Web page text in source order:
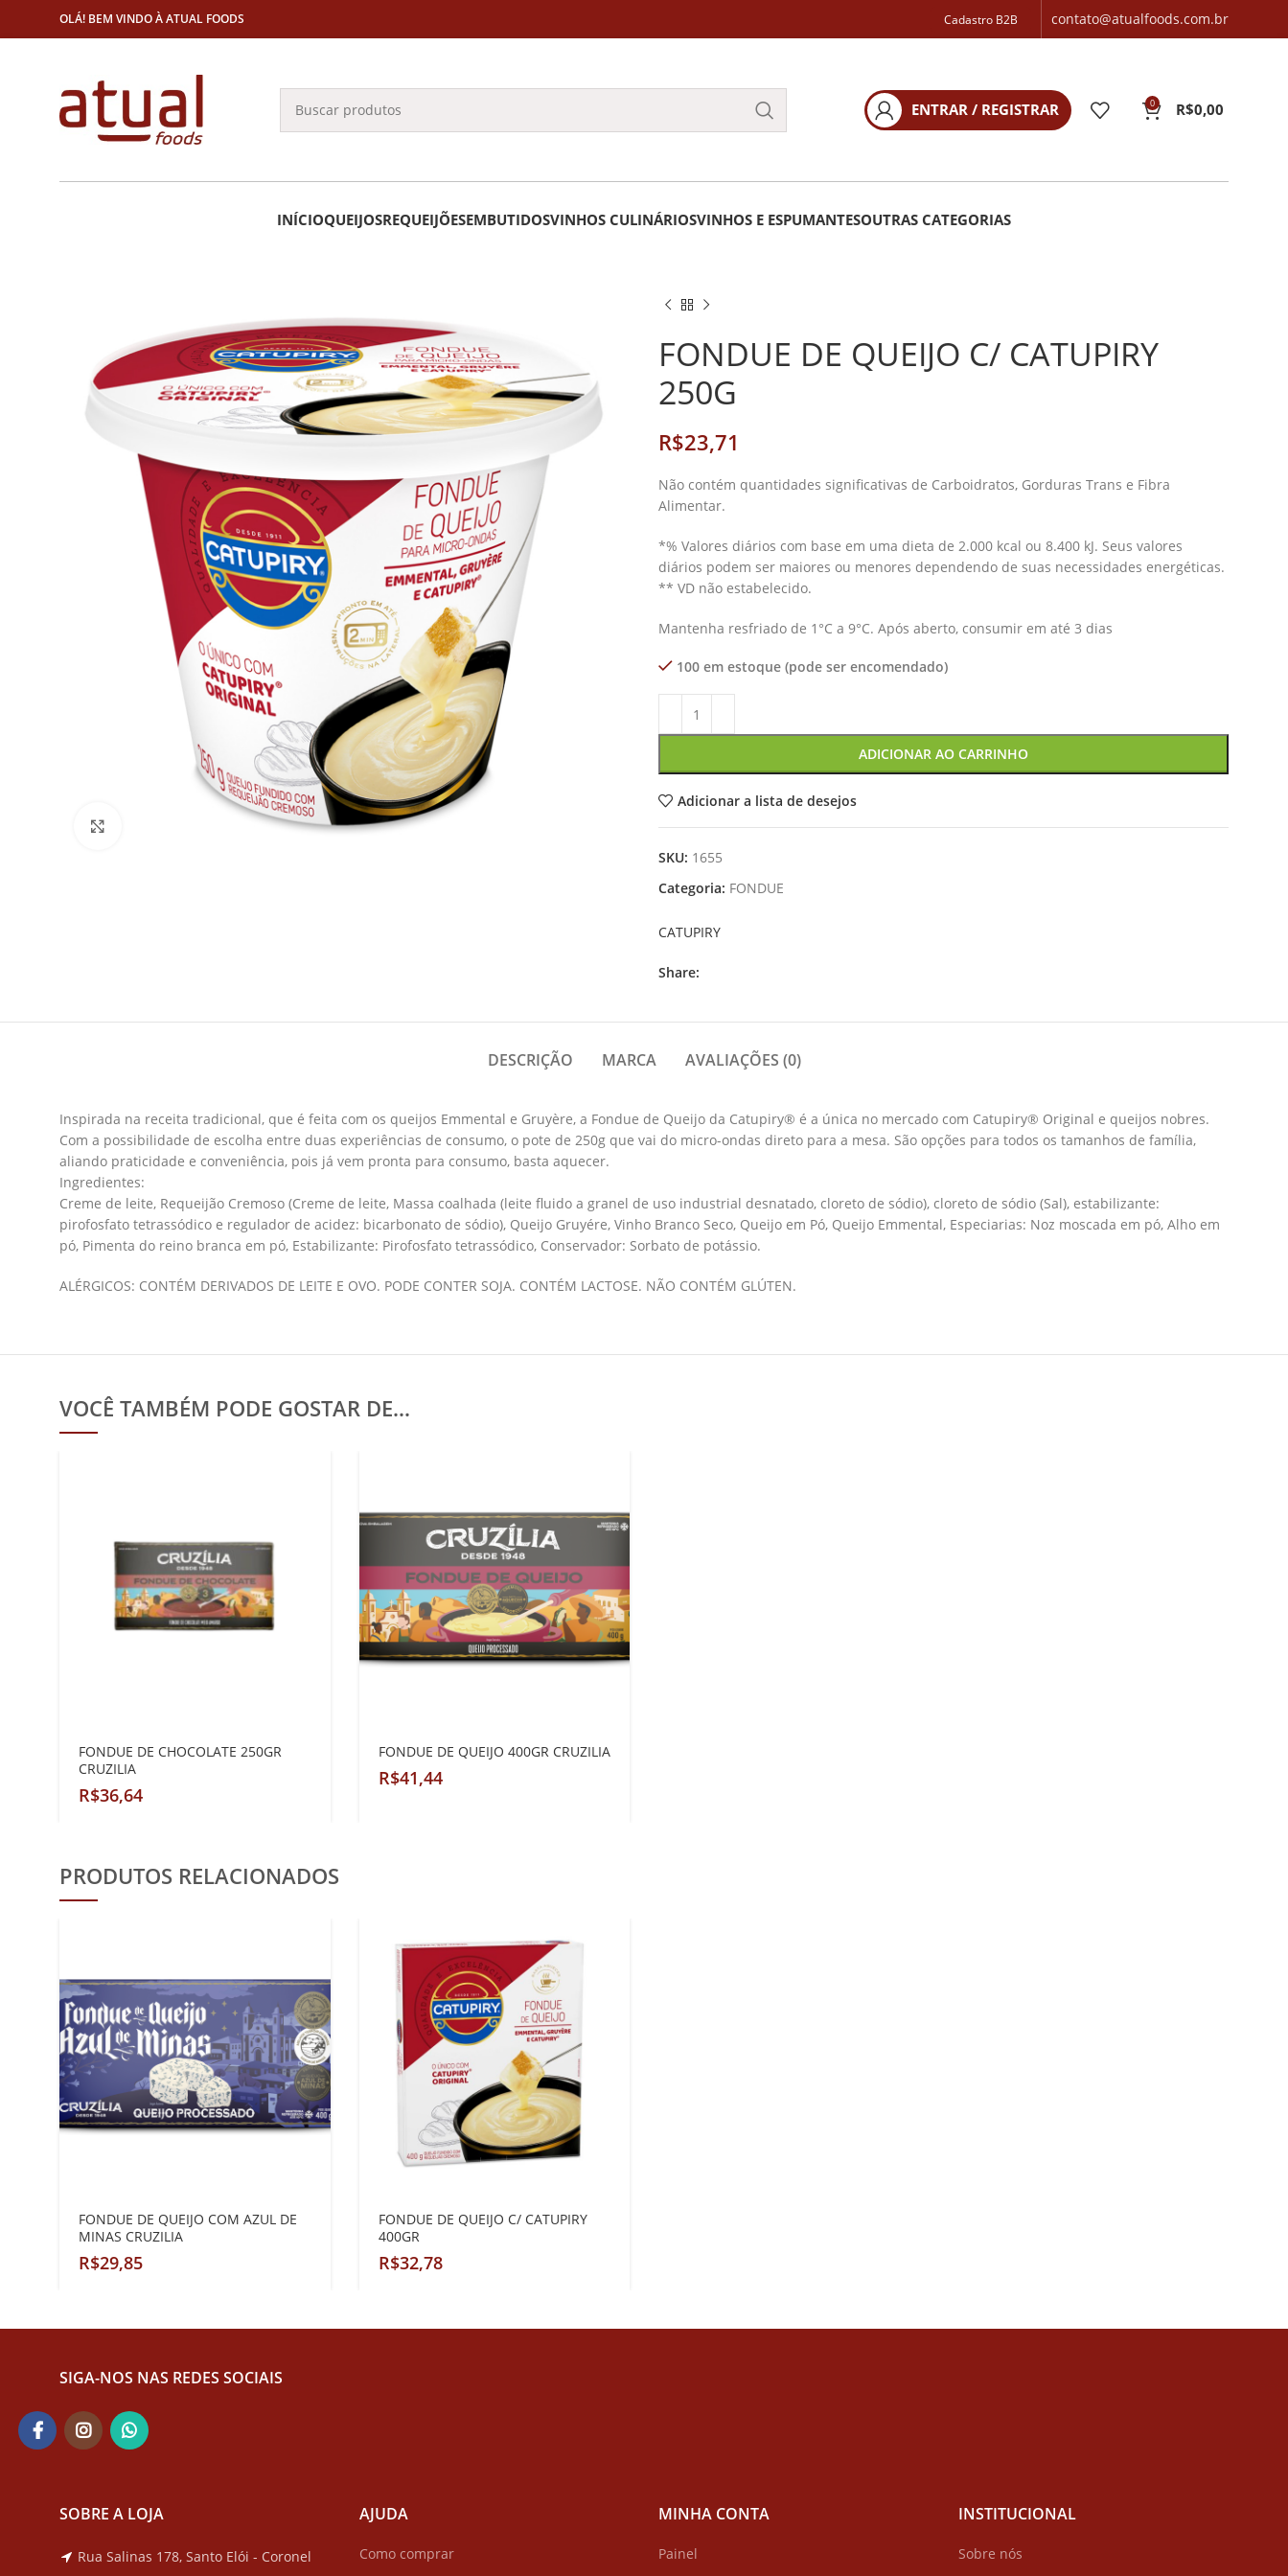
OLÁ! BEM VINDO À ATUAL FOODS Cadastro B2B contato@atualfoods.com.br
ENTRAR / REGISTRAR 0 R$0,00
INÍCIOQUEIJOSREQUEIJÕESEMBUTIDOSVINHOS CULINÁRIOSVINHOS E ESPUMANTESOUTRAS CATEGORIAS
FONDUE DE QUEIJO C/ CATUPIRY
250G
R$
Não contém quantidades significativas de Carboidratos, Gorduras Trans e Fibra
Alimentar.
*% Valores diários com base em uma dieta de 2.000 kcal ou 8.400 kJ. Seus valores
diários podem ser maiores ou menores dependendo de suas necessidades energéticas.
** VD não estabelecido.
Mantenha resfriado de 1°C a 9°C. Após aberto, consumir em até 3 dias
100 em estoque (pode ser encomendado)
ADICIONAR AO CARRINHO
Adicionar a lista de desejos
SKU: 1655
Categoria: FONDUE
CATUPIRY
Share:
DESCRIÇÃO MARCA AVALIAÇÕES (0)
Inspirada na receita tradicional, que é feita com os queijos Emmental e Gruyère, a Fondue de Queijo da Catupiry® é a única no mercado com Catupiry® Original e queijos nobres.
Com a possibilidade de escolha entre duas experiências de consumo, o pote de 250g que vai do micro-ondas direto para a mesa. São opções para todos os tamanhos de família,
aliando praticidade e conveniência, pois já vem pronta para consumo, basta aquecer.
Ingredientes:
Creme de leite, Requeijão Cremoso (Creme de leite, Massa coalhada (leite fluido a granel de uso industrial desnatado, cloreto de sódio), cloreto de sódio (Sal), estabilizante:
pirofosfato tetrassódico e regulador de acidez: bicarbonato de sódio), Queijo Gruyére, Vinho Branco Seco, Queijo em Pó, Queijo Emmental, Especiarias: Noz moscada em pó, Alho em
pó, Pimenta do reino branca em pó, Estabilizante: Pirofosfato tetrassódico, Conservador: Sorbato de potássio.
ALÉRGICOS: CONTÉM DERIVADOS DE LEITE E OVO. PODE CONTER SOJA. CONTÉM LACTOSE. NÃO CONTÉM GLÚTEN.
VOCÊ TAMBÉM PODE GOSTAR DE…
FONDUE DE CHOCOLATE 250GR
CRUZILIA
R$
FONDUE DE QUEIJO 400GR CRUZILIA
R$
PRODUTOS RELACIONADOS
FONDUE DE QUEIJO COM AZUL DE
MINAS CRUZILIA
R$
FONDUE DE QUEIJO C/ CATUPIRY
400GR
R$
SIGA-NOS NAS REDES SOCIAIS
SOBRE A LOJA
Rua Salinas 178, Santo Elói - Coronel
AJUDA
Como comprar
MINHA CONTA
Painel
INSTITUCIONAL
Sobre nós